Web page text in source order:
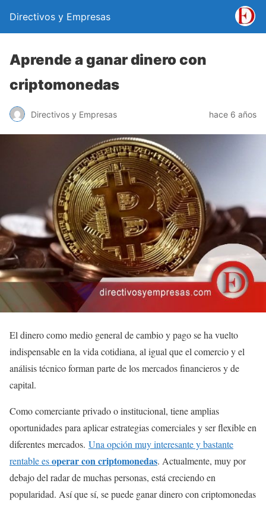
Directivos y Empresas
Aprende a ganar dinero con
criptomonedas
Directivos y Empresas hace 6 años
El dinero como medio general de cambio y pago se ha vuelto
indispensable en la vida cotidiana, al igual que el comercio y el
análisis técnico forman parte de los mercados financieros y de
capital.
Como comerciante privado o institucional, tiene amplias
oportunidades para aplicar estrategias comerciales y ser flexible en
diferentes mercados. Una opción muy interesante y bastante
rentable esoperar con criptomonedas. Actualmente, muy por
debajo del radar de muchas personas, está creciendo en
popularidad. Así que sí, se puede ganar dinero con criptomonedas